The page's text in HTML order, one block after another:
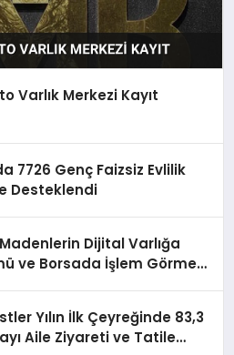
Varlık Merkezi Kayıt
7726 Genç Faizsiz Evlilik
Desteklendi
Dijital Varlığa
ve Borsada İşlem Görmesi
Yılın İlk Çeyreğinde 83,3
Aile Ziyareti ve Tatile